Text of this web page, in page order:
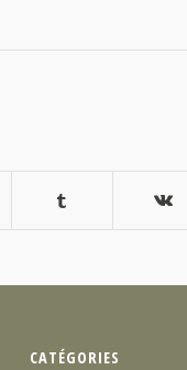
CATÉGORIES